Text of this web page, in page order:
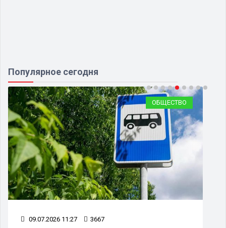
Популярное сегодня
ПОЛИТИКА
21.07.2026 12:26 2191